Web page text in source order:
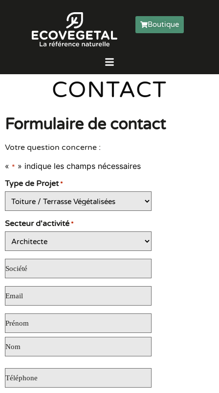
Boutique
CONTACT
Formulaire de contact
Votre question concerne :
« * » indique les champs nécessaires
Type de Projet *
Secteur d'activité *
Société
*
E-
mail
*
Téléphone
*